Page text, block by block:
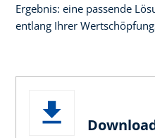
Ergebnis: eine passende
entlang Ihrer